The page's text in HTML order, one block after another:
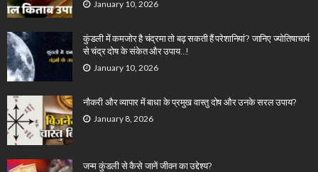
January 10, 2026
कुंडली में कमजोर है चंद्रमा तो बढ़ सकती हैं परेशानियां? जानिए ज्योतिषाचार्य
से चंद्र दोष के संकेत और उपाय…!
January 10, 2026
नौकरी और व्यापार में बाधा के प्रमुख वास्तु दोष और उनके सरल उपाय?
January 8, 2026
जन्म कुंडली से कैसे जानें जीवन का उद्देश्य?